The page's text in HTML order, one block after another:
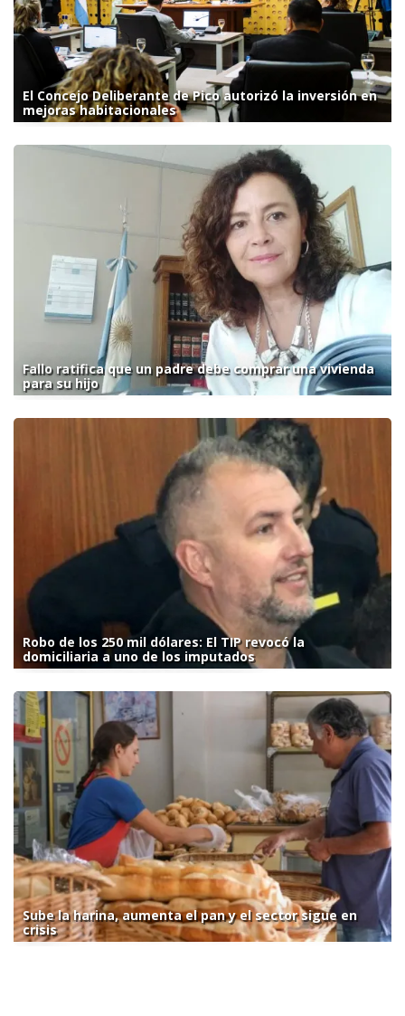
El Concejo Deliberante de Pico autorizó la inversión en
mejoras habitacionales
Fallo ratifica que un padre debe comprar una vivienda
para su hijo
Robo de los 250 mil dólares: El TIP revocó la
domiciliaria a uno de los imputados
Sube la harina, aumenta el pan y el sector sigue en
crisis